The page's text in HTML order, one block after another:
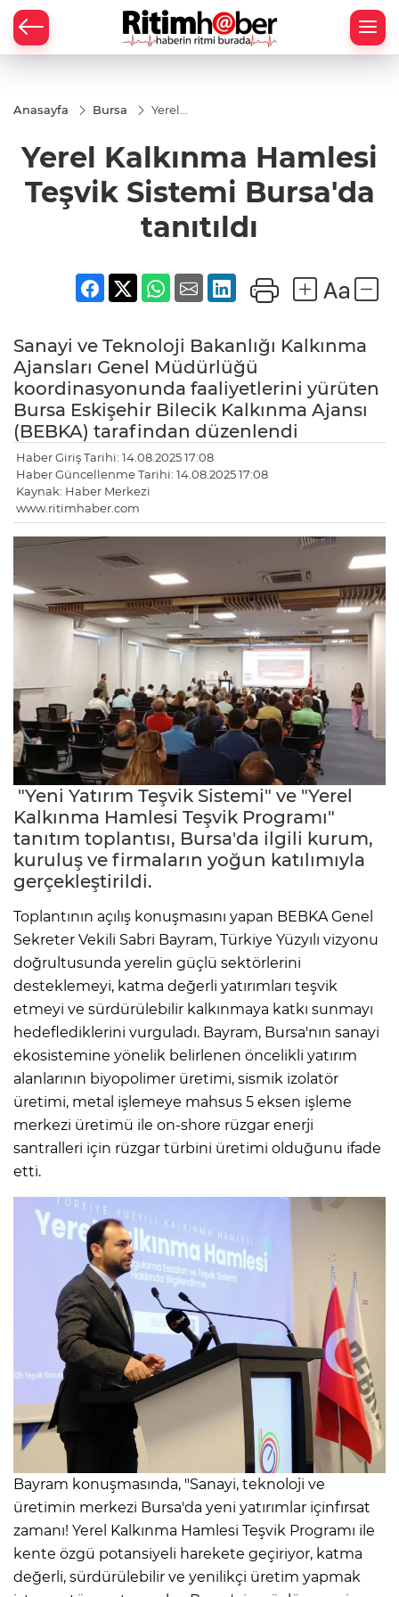
Anasayfa Bursa
Yerel
Teşvik
Sistemi
Bursa'da
tanıtıldı
Yerel Kalkınma Hamlesi
Teşvik Sistemi Bursa'da
tanıtıldı
Sanayi ve Teknoloji Bakanlığı Kalkınma
Ajansları Genel Müdürlüğü
koordinasyonunda faaliyetlerini yürüten
Bursa Eskişehir Bilecik Kalkınma Ajansı
(BEBKA) tarafindan düzenlendi
Haber Giriş Tarihi: 14.08.2025 17:08
Haber Güncellenme Tarihi: 14.08.2025 17:08
Kaynak: Haber Merkezi
www.ritimhaber.com
"Yeni Yatırım Teşvik Sistemi" ve "Yerel
Kalkınma Hamlesi Teşvik Programı"
tanıtım toplantısı, Bursa'da ilgili kurum,
kuruluş ve firmaların yoğun katılımıyla
gerçekleştirildi.
Toplantının açılış konuşmasını yapan BEBKA Genel
Sekreter Vekili Sabri Bayram, Türkiye Yüzyılı vizyonu
doğrultusunda yerelin güçlü sektörlerini
desteklemeyi, katma değerli yatırımları teşvik
etmeyi ve sürdürülebilir kalkınmaya katkı sunmayı
hedeflediklerini vurguladı. Bayram, Bursa'nın sanayi
ekosistemine yönelik belirlenen öncelikli yatırım
alanlarının biyopolimer üretimi, sismik izolatör
üretimi, metal işlemeye mahsus 5 eksen işleme
merkezi üretimü ile on-shore rüzgar enerji
santralleri için rüzgar türbini üretimi olduğunu ifade
etti.
Bayram konuşmasında, "Sanayi, teknoloji ve
üretimin merkezi Bursa'da yeni yatırımlar içinfırsat
zamanı! Yerel Kalkınma Hamlesi Teşvik Programı ile
kente özgü potansiyeli harekete geçiriyor, katma
değerli, sürdürülebilir ve yenilikçi üretim yapmak